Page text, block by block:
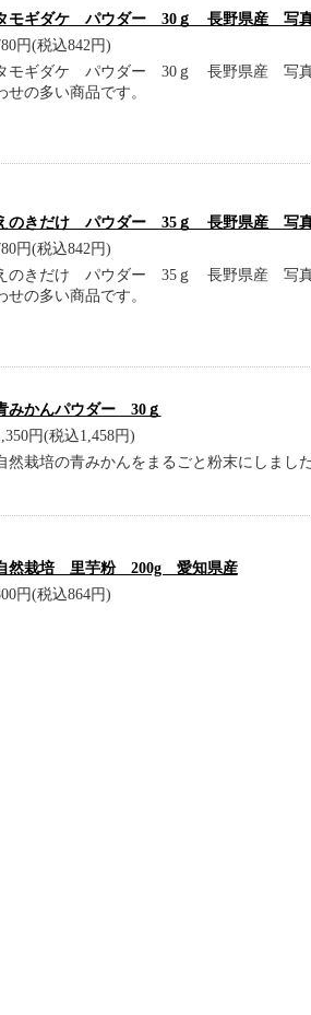
モギダケ パウダー 30ｇ 長野県産 写
円(税込842円)
モギダケ パウダー 30ｇ 長野県産 写
せの多い商品です。
のきだけ パウダー 35ｇ 長野県産 写
円(税込842円)
のきだけ パウダー 35ｇ 長野県産 写
せの多い商品です。
みかんパウダー 30ｇ
円(税込1,458円)
然栽培の青みかんをまるごと粉末にしました
然栽培 里芋粉 200g 愛知県産
円(税込864円)